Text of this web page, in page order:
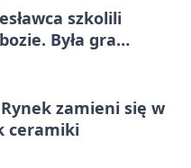
szkolili
Była gra
zamieni się w
ceramiki